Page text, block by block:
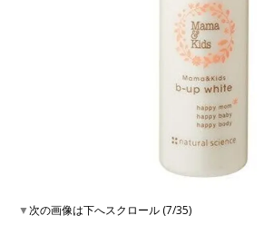
▼次の画像は下へスクロール (7/35)